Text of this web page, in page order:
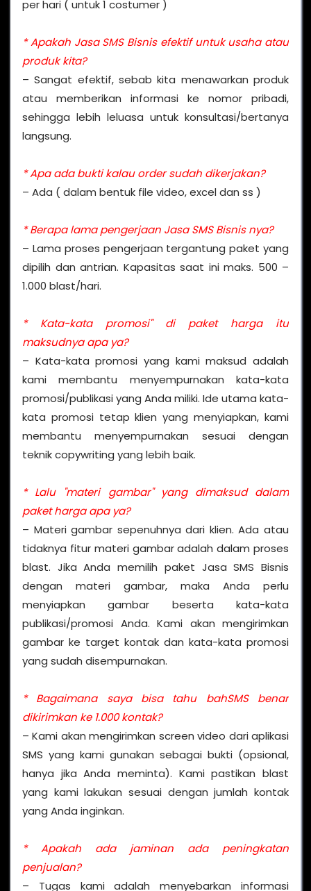
per hari ( untuk 1 costumer )
* Apakah Jasa SMS Bisnis efektif untuk usaha atau
produk kita?
– Sangat efektif, sebab kita menawarkan produk
atau memberikan informasi ke nomor pribadi,
sehingga lebih leluasa untuk konsultasi/bertanya
langsung.
* Apa ada bukti kalau order sudah dikerjakan?
– Ada ( dalam bentuk file video, excel dan ss )
* Berapa lama pengerjaan Jasa SMS Bisnis nya?
– Lama proses pengerjaan tergantung paket yang
dipilih dan antrian. Kapasitas saat ini maks. 500 –
1.000 blast/hari.
* Kata-kata promosi" di paket harga itu
maksudnya apa ya?
– Kata-kata promosi yang kami maksud adalah
kami membantu menyempurnakan kata-kata
promosi/publikasi yang Anda miliki. Ide utama kata-
kata promosi tetap klien yang menyiapkan, kami
membantu menyempurnakan sesuai dengan
teknik copywriting yang lebih baik.
* Lalu "materi gambar" yang dimaksud dalam
paket harga apa ya?
– Materi gambar sepenuhnya dari klien. Ada atau
tidaknya fitur materi gambar adalah dalam proses
blast. Jika Anda memilih paket Jasa SMS Bisnis
dengan materi gambar, maka Anda perlu
menyiapkan gambar beserta kata-kata
publikasi/promosi Anda. Kami akan mengirimkan
gambar ke target kontak dan kata-kata promosi
yang sudah disempurnakan.
* Bagaimana saya bisa tahu bahSMS benar
dikirimkan ke 1.000 kontak?
– Kami akan mengirimkan screen video dari aplikasi
SMS yang kami gunakan sebagai bukti (opsional,
hanya jika Anda meminta). Kami pastikan blast
yang kami lakukan sesuai dengan jumlah kontak
yang Anda inginkan.
* Apakah ada jaminan ada peningkatan
penjualan?
– Tugas kami adalah menyebarkan informasi